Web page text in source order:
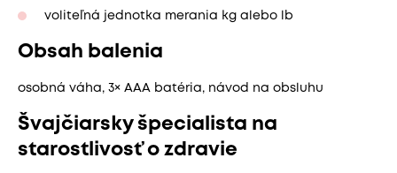
voliteľná jednotka merania kg alebo lb
Obsah balenia
osobná váha, 3× AAA batéria, návod na obsluhu
Švajčiarsky špecialista na
starostlivosť o zdravie